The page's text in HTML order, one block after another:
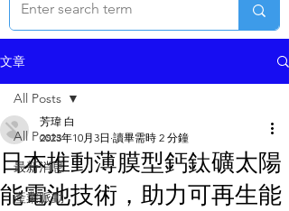
文章
All Posts
最新消息
產業脈動
All Posts
日本推動薄膜型鈣鈦礦太陽
能電池技術，助力可再生能
芳瑋 白
2023年10月3日 讀畢需時 2 分鐘